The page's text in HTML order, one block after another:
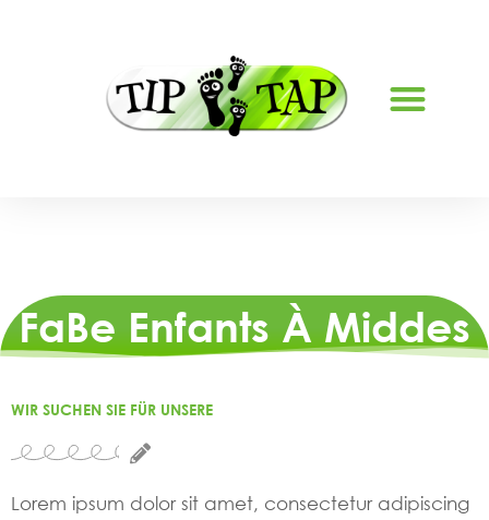
FaBe Enfants À Middes
WIR SUCHEN SIE FÜR UNSERE
Lorem ipsum dolor sit amet, consectetur adipiscing